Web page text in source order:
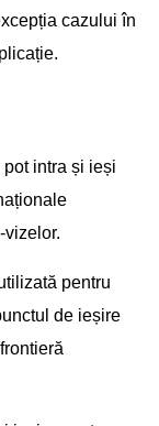
cazului în
intra și ieși
vizelor.
pentru
de ieșire